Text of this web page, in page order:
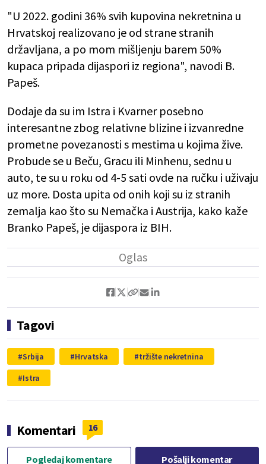
"U 2022. godini 36% svih kupovina nekretnina u
Hrvatskoj realizovano je od strane stranih
državljana, a po mom mišljenju barem 50%
kupaca pripada dijaspori iz regiona", navodi B.
Papeš.
Dodaje da su im Istra i Kvarner posebno
interesantne zbog relativne blizine i izvanredne
prometne povezanosti s mestima u kojima žive.
Probude se u Beču, Gracu ili Minhenu, sednu u
auto, te su u roku od 4-5 sati ovde na ručku i uživaju
uz more. Dosta upita od onih koji su iz stranih
zemalja kao što su Nemačka i Austrija, kako kaže
Branko Papeš, je dijaspora iz BIH.
Tagovi
Srbija Hrvatska
tržište nekretnina
Istra
Komentari 16
Pogledaj komentare Pošalji komentar